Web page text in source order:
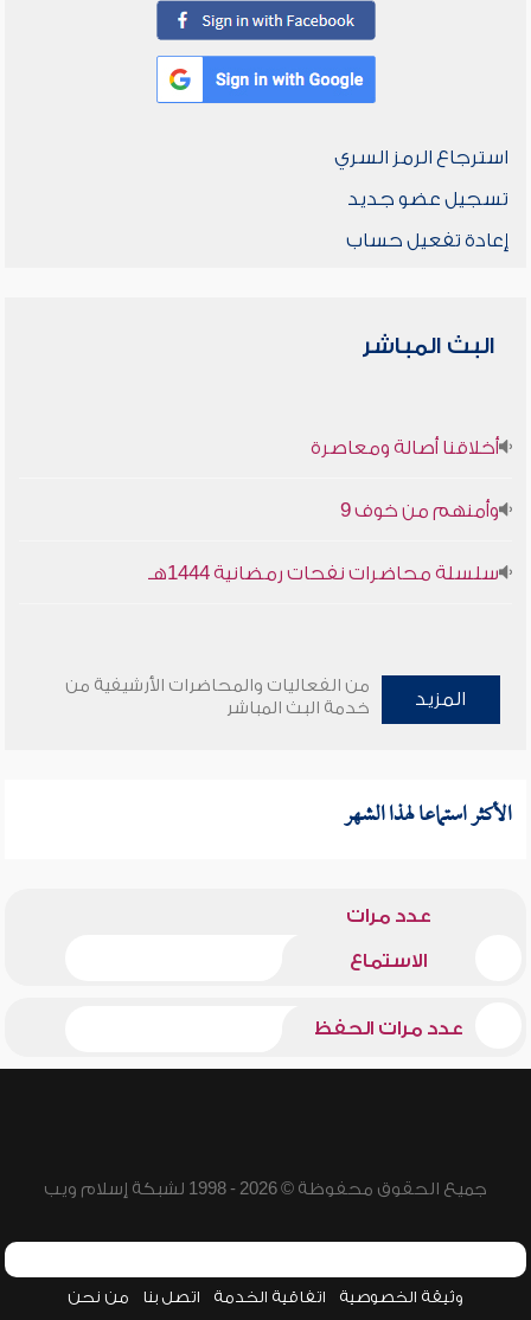
استرجاع الرمز السري
تسجيل عضو جديد
إعادة تفعيل حساب
البث المباشر
أخلاقنا أصالة ومعاصرة
وأمنهم من خوف 9
سلسلة محاضرات نفحات رمضانية 1444هـ
المزيد
من الفعاليات والمحاضرات الأرشيفية من
خدمة البث المباشر
الأكثر استماعا لهذا الشهر
عدد مرات
الاستماع
عدد مرات الحفظ
جميع الحقوق محفوظة © 2026 - 1998 لشبكة إسلام ويب
وثيقة الخصوصية اتفاقية الخدمة اتصل بنا من نحن